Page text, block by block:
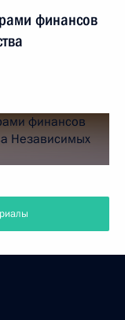
финансов